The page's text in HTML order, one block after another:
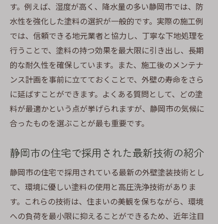
す。例えば、湿度が高く、降水量の多い静岡市では、防
水性を強化した塗料の選択が一般的です。実際の施工例
では、信頼できる地元業者と協力し、丁寧な下地処理を
行うことで、塗料の持つ効果を最大限に引き出し、長期
的な耐久性を確保しています。また、施工後のメンテナ
ンス計画を事前に立てておくことで、外壁の寿命をさら
に延ばすことができます。よくある質問として、どの塗
料が最適かという点が挙げられますが、静岡市の気候に
合ったものを選ぶことが最も重要です。
静岡市の住宅で採用された最新技術の紹介
静岡市の住宅で採用されている最新の外壁塗装技術とし
て、環境に優しい塗料の使用と高圧洗浄技術がありま
す。これらの技術は、住まいの美観を保ちながら、環境
への負荷を最小限に抑えることができるため、近年注目